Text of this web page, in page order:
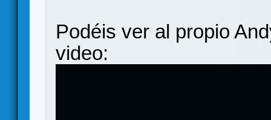
Podéis ver al propio
video: